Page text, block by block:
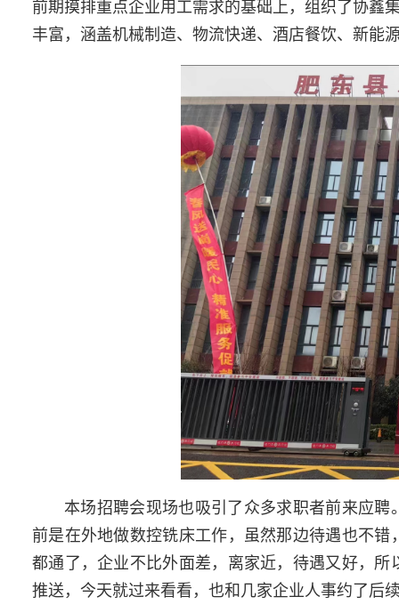
前期摸排重点企业用工需求的基础上，组织了协鑫
丰富，涵盖机械制造、物流快递、酒店餐饮、新能
本场招聘会现场也吸引了众多求职者前来应
前是在外地做数控铣床工作，虽然那边待遇也不
都通了，企业不比外面差，离家近，待遇又好，
推送，今天就过来看看，也和几家企业人事约了后